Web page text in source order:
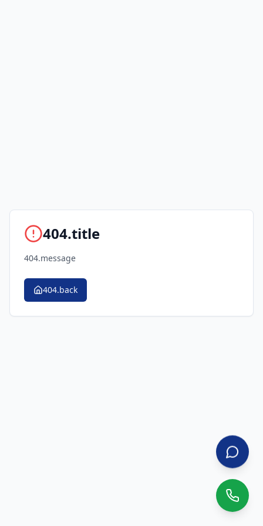
404.title
404.message
404.back